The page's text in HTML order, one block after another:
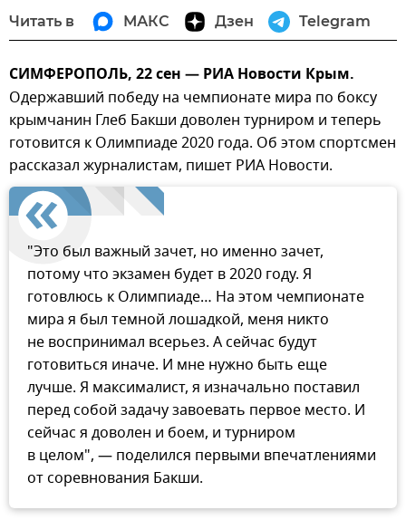
Читать в МАКС Дзен Telegram
СИМФЕРОПОЛЬ, 22 сен — РИА Новости Крым.
Одержавший победу на чемпионате мира по боксу
крымчанин Глеб Бакши доволен турниром и теперь
готовится к Олимпиаде 2020 года. Об этом спортсмен
рассказал журналистам, пишет РИА Новости.
"Это был важный зачет, но именно зачет,
потому что экзамен будет в 2020 году. Я
готовлюсь к Олимпиаде… На этом чемпионате
мира я был темной лошадкой, меня никто
не воспринимал всерьез. А сейчас будут
готовиться иначе. И мне нужно быть еще
лучше. Я максималист, я изначально поставил
перед собой задачу завоевать первое место. И
сейчас я доволен и боем, и турниром
в целом", — поделился первыми впечатлениями
от соревнования Бакши.